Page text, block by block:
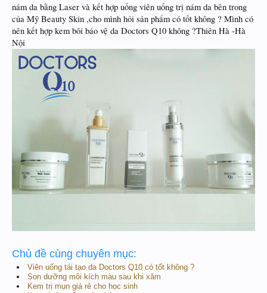
nám da bằng Laser và kết hợp uống viên uống trị nám da bên trong
của Mỹ Beauty Skin ,cho mình hỏi sản phẩm có tốt không ? Mình có
nên kết hợp kem bôi bảo vệ da Doctors Q10 không ?Thiên Hà -Hà
Nội
Chủ đề cùng chuyên mục:
Viên uống tái tạo da Doctors Q10 có tốt không ?
Son dưỡng môi kích màu sau khi xăm
Kem trị mụn giá rẻ cho học sinh